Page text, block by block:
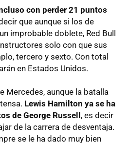
con perder 21 puntos
que aunque si los de
improbable doblete, Red Bull
solo con que sus
tercero y sexto. Con total
en Estados Unidos.
Mercedes, aunque la batalla
Lewis Hamilton ya se ha
de George Russell , es decir
de la carrera de desventaja.
se le ha dado muy bien